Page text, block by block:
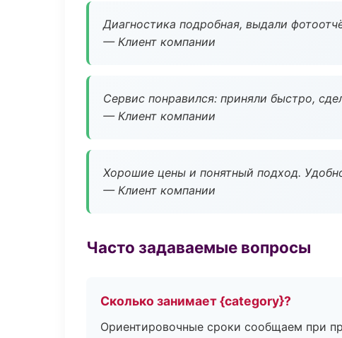
Диагностика подробная, выдали
— Клиент компании
Сервис понравился: приняли быстро,
— Клиент компании
Хорошие цены и понятный подход.
— Клиент компании
Часто задаваемые вопросы
Сколько занимает {category}?
Ориентировочные сроки сообщаем при